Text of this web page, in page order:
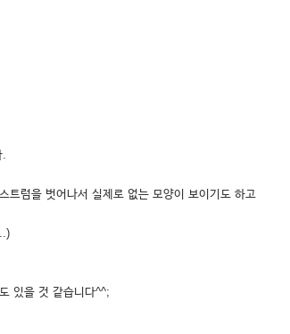
.
트럼을 벗어나서 실제로 없는 모양이 보이기도 하고
있을 것 같습니다^^;